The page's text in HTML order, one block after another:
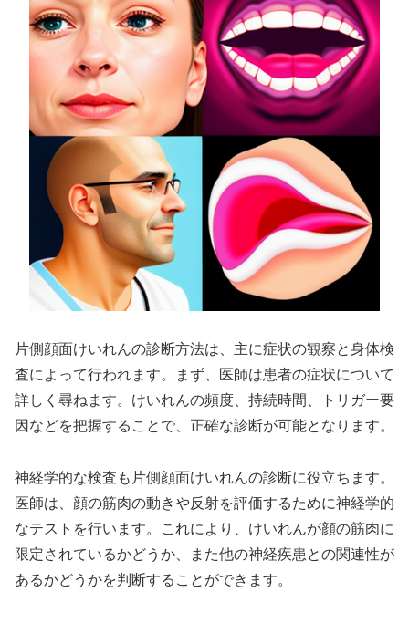
片側顔面けいれんの診断方法は、主に症状の観察と身体検
査によって行われます。まず、医師は患者の症状について
詳しく尋ねます。けいれんの頻度、持続時間、トリガー要
因などを把握することで、正確な診断が可能となります。
神経学的な検査も片側顔面けいれんの診断に役立ちます。
医師は、顔の筋肉の動きや反射を評価するために神経学的
なテストを行います。これにより、けいれんが顔の筋肉に
限定されているかどうか、また他の神経疾患との関連性が
あるかどうかを判断することができます。